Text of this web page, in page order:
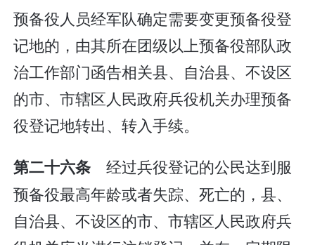
预备役人员经军队确定需要变更预备役登
记地的，由其所在团级以上预备役部队政
治工作部门函告相关县、自治县、不设区
的市、市辖区人民政府兵役机关办理预备
役登记地转出、转入手续。
第二十六条经过兵役登记的公民达到服
预备役最高年龄或者失踪、死亡的，县、
自治县、不设区的市、市辖区人民政府兵